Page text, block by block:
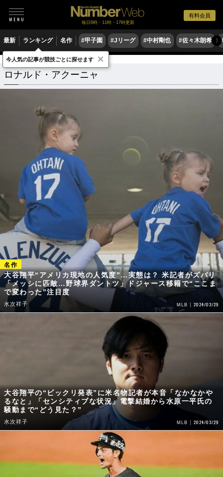
有料会員
毎日6時・11時・17時更新
最新 ランキング 名作 #甲子園 #Jリーグ #中村剛也 #佐々木朗希 〉
ロナルド・アクーニャ 関連記事
ロナルド・アクーニャ
大谷翔平“アメリカ現地の人気度”…実態は？ 米記者がズバリ
「メッシに匹敵…野球界ダントツ」ドジャース移籍で“ここま
で変わった”注目度
水次祥子 MLB 2024/03/29
大谷翔平の“ビックリ発表”に米名物記者が本音「なかなかや
るなと」「センシティブな状況」電撃結婚から水原一平氏の
騒動まで“どう見た？”
水次祥子 MLB 2024/03/29
今人気の記事が競技ごとに探せます ×